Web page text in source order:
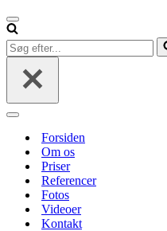
Navigation
menu
Søg
efter...
Navigation
Forsiden
Om os
Priser
Referencer
Fotos
Videoer
Kontakt